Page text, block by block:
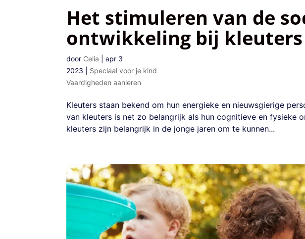
Het stimuleren van de
ontwikkeling bij kleuters
door Celia |apr 3
2023
Speciaal voor je kind
Vaardigheden aanleren
Kleuters staan bekend om hun energieke en nieuwsgierige
van kleuters is net zo belangrijk als hun cognitieve en fysieke
kleuters zijn belangrijk in de jonge jaren om te kunnen...